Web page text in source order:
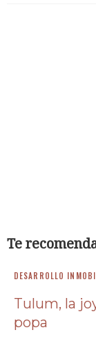
Te
DESARROLLO
Tulum, la
popa